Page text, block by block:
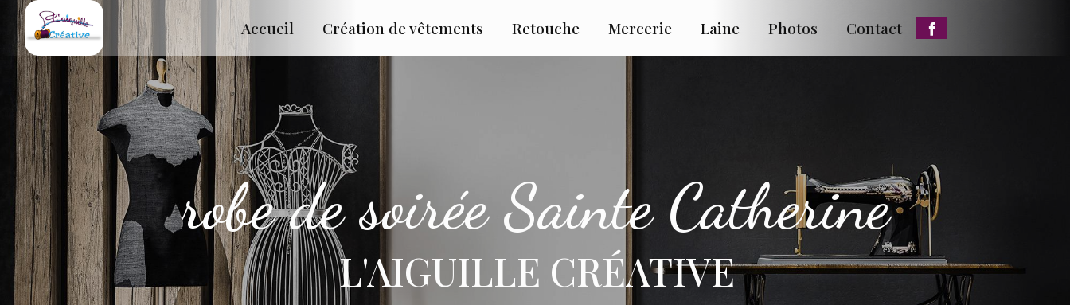
Accueil Création de vêtements Retouche Mercerie Laine Photos Contact
robe de soirée Sainte Catherine
L'AIGUILLE CRÉATIVE
Panneau de gestion des cookies